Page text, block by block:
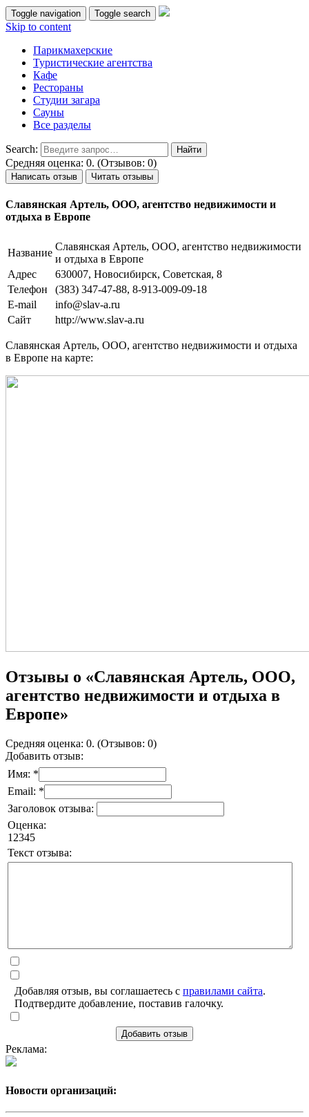
Toggle navigation Toggle search
Skip to content
Парикмахерские
Туристические агентства
Кафе
Рестораны
Студии загара
Сауны
Все разделы
Search:
Средняя оценка: 0. (Отзывов: 0)
Написать отзыв Читать отзывы
Славянская Артель, ООО, агентство недвижимости и
отдыха в Европе
Название
Славянская Артель, ООО, агентство недвижимости
и отдыха в Европе
Адрес
630007, Новосибирск, Советская, 8
Телефон
(383) 347-47-88, 8-913-009-09-18
E-mail
info@slav-a.ru
Сайт
http://www.slav-a.ru
Славянская Артель, ООО, агентство недвижимости и отдыха
в Европе на карте:
Отзывы о «Славянская Артель, ООО,
агентство недвижимости и отдыха в
Европе»
Средняя оценка: 0. (Отзывов: 0)
Добавить отзыв:
Имя: *
Email: *
Заголовок отзыва:
Оценка:
1 2345
Текст отзыва:
Добавляя отзыв, вы соглашаетесь с правилами сайта.
Подтвердите добавление, поставив галочку.
Добавить отзыв
Реклама:
Новости организаций: